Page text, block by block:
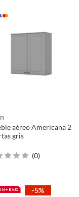
aéreo Americana 2
gris
(0)
-5%